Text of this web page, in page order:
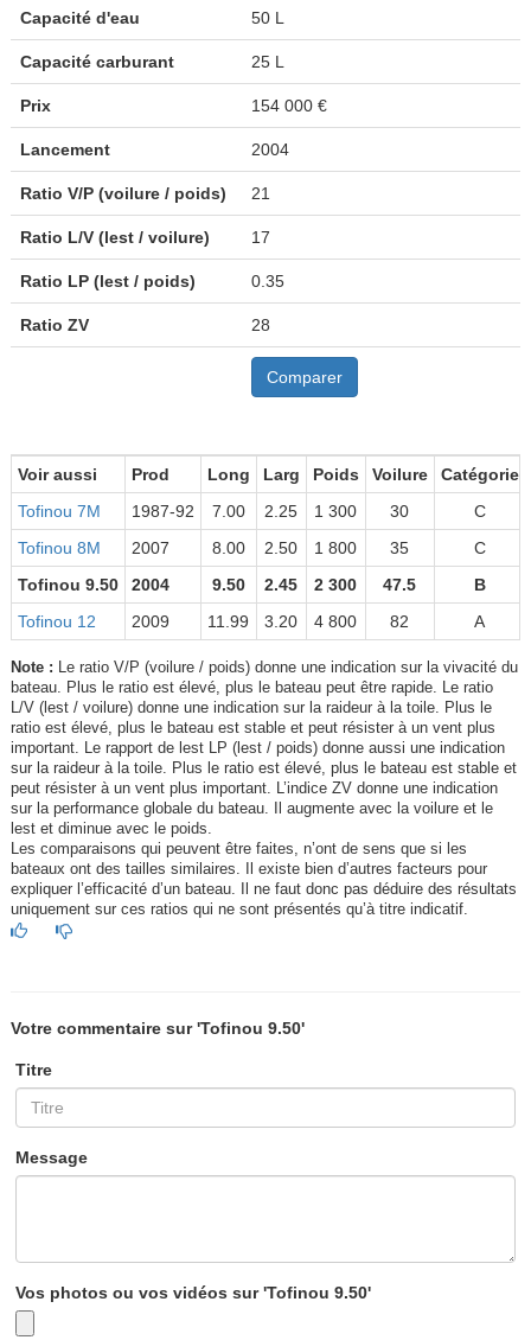
Capacité d'eau 50 L
Capacité carburant 25 L
Prix 154 000 €
Lancement 2004
Ratio V/P (voilure / poids) 21
Ratio L/V (lest / voilure) 17
Ratio LP (lest / poids) 0.35
Ratio ZV 28
Comparer
Voir aussi Prod Long Larg Poids Voilure
Catégorie
Tofinou 7M
1987-92 7.00 2.25 1 300 30
C
Tofinou 8M
2007 8.00 2.50 1 800 35
C
Tofinou 9.50
2004 9.50 2.45 2 300 47.5
B
Tofinou 12
2009 11.99 3.20 4 800 82 A
Note : Le ratio V/P (voilure / poids) donne une indication sur la vivacité du
bateau. Plus le ratio est élevé, plus le bateau peut être rapide. Le ratio
L/V (lest / voilure) donne une indication sur la raideur à la toile. Plus le
ratio est élevé, plus le bateau est stable et peut résister à un vent plus
important. Le rapport de lest LP (lest / poids) donne aussi une indication
sur la raideur à la toile. Plus le ratio est élevé, plus le bateau est stable et
peut résister à un vent plus important. L’indice ZV donne une indication
sur la performance globale du bateau. Il augmente avec la voilure et le
lest et diminue avec le poids.
Les comparaisons qui peuvent être faites, n’ont de sens que si les
bateaux ont des tailles similaires. Il existe bien d’autres facteurs pour
expliquer l’efficacité d’un bateau. Il ne faut donc pas déduire des résultats
uniquement sur ces ratios qui ne sont présentés qu’à titre indicatif.
Votre commentaire sur 'Tofinou 9.50'
Titre
Message
Vos photos ou vos vidéos sur 'Tofinou 9.50'